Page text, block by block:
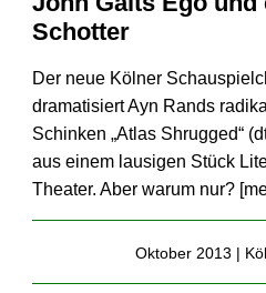
Schotter
Der neue Kölner
dramatisiert Ayn Rands
Schinken „Atlas Shrugged“
aus einem lausigen Stück
Theater. Aber warum nur? [
Oktober 2013 |